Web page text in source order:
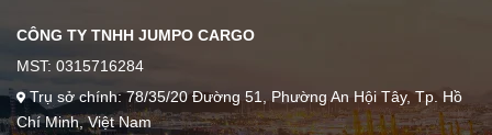
CÔNG TY TNHH JUMPO CARGO
MST: 0315716284
Trụ sở chính: 78/35/20 Đường 51, Phường An Hội Tây, Tp. Hồ
Chí Minh, Việt Nam